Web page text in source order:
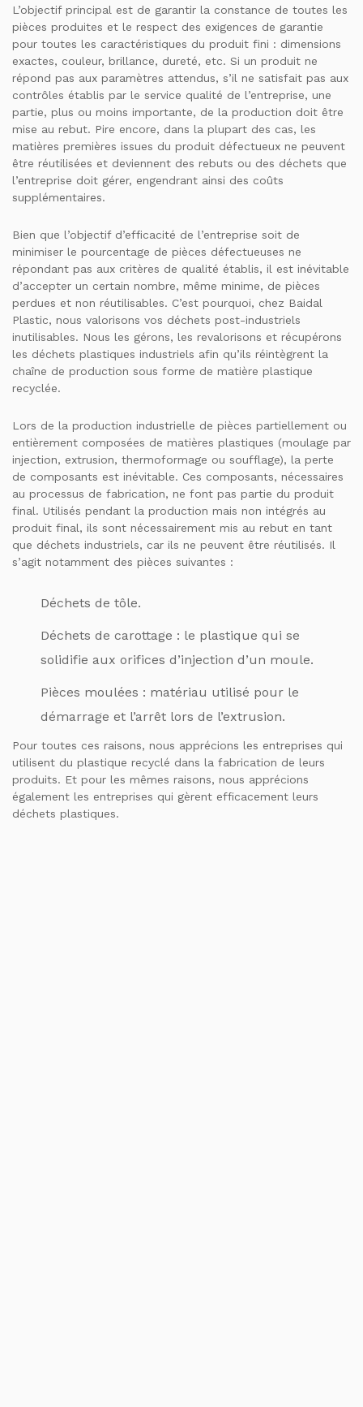
L’objectif principal est de garantir la constance de toutes les
pièces produites et le respect des exigences de garantie
pour toutes les caractéristiques du produit fini : dimensions
exactes, couleur, brillance, dureté, etc. Si un produit ne
répond pas aux paramètres attendus, s’il ne satisfait pas aux
contrôles établis par le service qualité de l’entreprise, une
partie, plus ou moins importante, de la production doit être
mise au rebut. Pire encore, dans la plupart des cas, les
matières premières issues du produit défectueux ne peuvent
être réutilisées et deviennent des rebuts ou des déchets que
l’entreprise doit gérer, engendrant ainsi des coûts
supplémentaires.
Bien que l’objectif d’efficacité de l’entreprise soit de
minimiser le pourcentage de pièces défectueuses ne
répondant pas aux critères de qualité établis, il est inévitable
d’accepter un certain nombre, même minime, de pièces
perdues et non réutilisables. C’est pourquoi, chez Baidal
Plastic, nous valorisons vos déchets post-industriels
inutilisables. Nous les gérons, les revalorisons et récupérons
les déchets plastiques industriels afin qu’ils réintègrent la
chaîne de production sous forme de matière plastique
recyclée.
Lors de la production industrielle de pièces partiellement ou
entièrement composées de matières plastiques (moulage par
injection, extrusion, thermoformage ou soufflage), la perte
de composants est inévitable. Ces composants, nécessaires
au processus de fabrication, ne font pas partie du produit
final. Utilisés pendant la production mais non intégrés au
produit final, ils sont nécessairement mis au rebut en tant
que déchets industriels, car ils ne peuvent être réutilisés. Il
s’agit notamment des pièces suivantes :
Déchets de tôle.
Déchets de carottage : le plastique qui se
solidifie aux orifices d’injection d’un moule.
Pièces moulées : matériau utilisé pour le
démarrage et l’arrêt lors de l’extrusion.
Pour toutes ces raisons, nous apprécions les entreprises qui
utilisent du plastique recyclé dans la fabrication de leurs
produits. Et pour les mêmes raisons, nous apprécions
également les entreprises qui gèrent efficacement leurs
déchets plastiques.